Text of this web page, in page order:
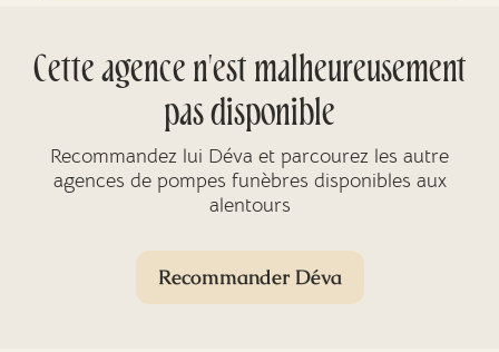
Cette agence n'est malheureusement
pas disponible
Recommandez lui Déva et parcourez les autre
agences de pompes funèbres disponibles aux
alentours
Recommander Déva